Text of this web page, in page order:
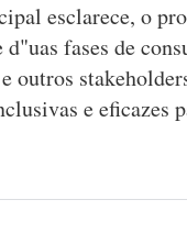
esclarece, o
fases de
outros
e eficazes